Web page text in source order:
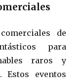
de
para
raros y
Estos eventos